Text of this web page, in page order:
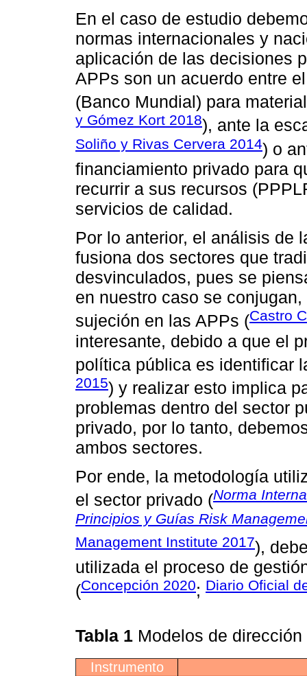
En el caso de estudio
normas internacionales y
aplicación de las decisiones
APPs son un acuerdo entre
(Banco Mundial) para
y Gómez Kort 2018), ante la
Soliño y Rivas Cervera 2014) o
financiamiento privado para
recurrir a sus recursos
servicios de calidad.
Por lo anterior, el análisis de
fusiona dos sectores que
desvinculados, pues se
en nuestro caso se
sujeción en las APPs (Castro
interesante, debido a que el
política pública es identificar
2015) y realizar esto implica
problemas dentro del sector
privado, por lo tanto,
ambos sectores.
Por ende, la metodología
el sector privado (Norma
Principios y Guías Risk
Management Institute 2017),
utilizada el proceso de
(Concepción 2020; Diario Oficial
Tabla 1 Modelos de
Instrumento